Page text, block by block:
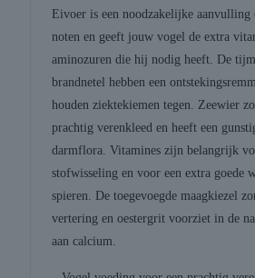
Eivoer is een noodzakelijke aanvulling
noten en geeft jouw vogel de extra
aminozuren die hij nodig heeft. De
brandnetel hebben een
houden ziektekiemen tegen. Zeewier
prachtig verenkleed en heeft een
darmflora. Vitamines zijn belangrijk
stofwisseling en voor een extra goede
spieren. De toegevoegde maagkiezel
vertering en oestergrit voorziet in de
aan calcium.